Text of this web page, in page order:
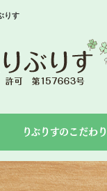
りす
りぶりすのこだわり